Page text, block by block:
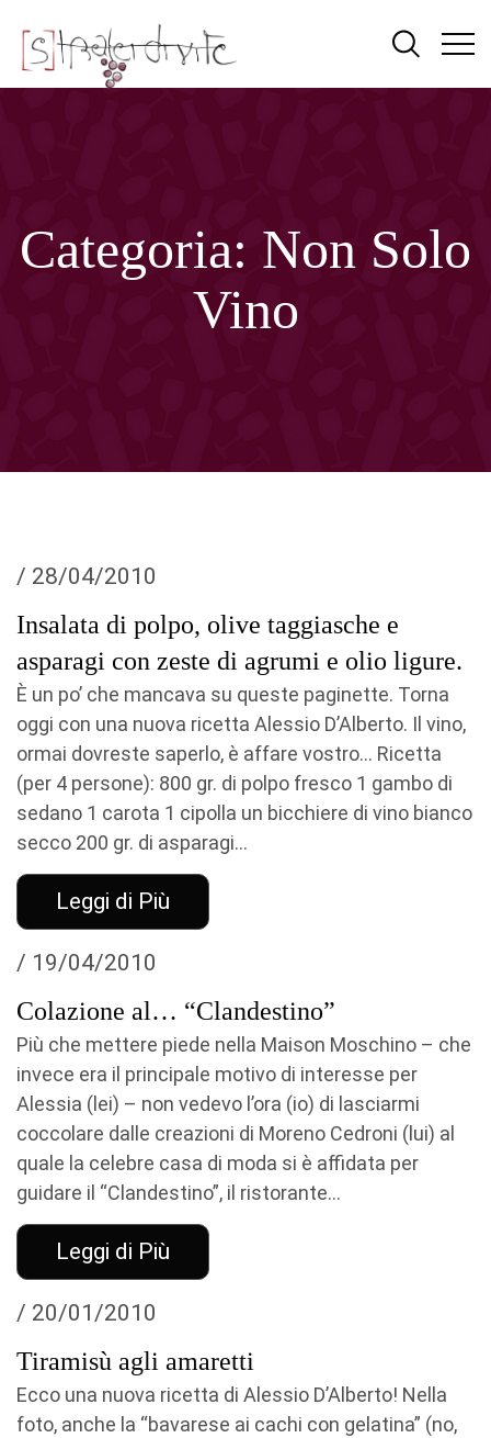
Categoria: Non Solo
Vino
/ 28/04/2010
Insalata di polpo, olive taggiasche e
asparagi con zeste di agrumi e olio ligure.
È un po’ che mancava su queste paginette. Torna
oggi con una nuova ricetta Alessio D’Alberto. Il vino,
ormai dovreste saperlo, è affare vostro… Ricetta
(per 4 persone): 800 gr. di polpo fresco 1 gambo di
sedano 1 carota 1 cipolla un bicchiere di vino bianco
secco 200 gr. di asparagi...
Leggi di Più
/ 19/04/2010
Colazione al… “Clandestino”
Più che mettere piede nella Maison Moschino – che
invece era il principale motivo di interesse per
Alessia (lei) – non vedevo l’ora (io) di lasciarmi
coccolare dalle creazioni di Moreno Cedroni (lui) al
quale la celebre casa di moda si è affidata per
guidare il “Clandestino”, il ristorante...
Leggi di Più
/ 20/01/2010
Tiramisù agli amaretti
Ecco una nuova ricetta di Alessio D’Alberto! Nella
foto, anche la “bavarese ai cachi con gelatina” (no,